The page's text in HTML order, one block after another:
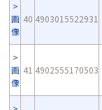
画
像
40 4903015522931
画
像
41 4902555170503